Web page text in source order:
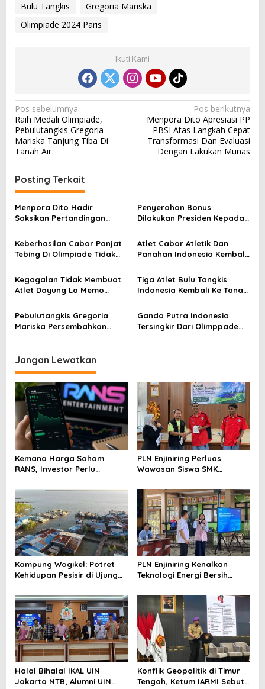
Bulu Tangkis
Gregoria Mariska
Olimpiade 2024 Paris
Ikuti Kami
N
a
v
i
g
a
s
i
p
o
s
Pos sebelumnya
Raih Medali Olimpiade,
Pebulutangkis Gregoria
Mariska Tanjung Tiba Di
Tanah Air
Pos berikutnya
Menpora Dito Apresiasi PP
PBSI Atas Langkah Cepat
Transformasi Dan Evaluasi
Dengan Lakukan Munas
Posting Terkait
Menpora Dito Hadir
Saksikan Pertandingan
Piala Sudirman
Penyerahan Bonus
Dilakukan Presiden Kepada
Keberhasilan Cabor Panjat
Tebing Di Olimpiade Tidak
Kemenpora
Atlet Cabor Atletik Dan
Panahan Indonesia Kembali
Kemenpora
Kegagalan Tidak Membuat
Atlet Dayung La Memo
Berprestasi Di Masa Depan
Tiga Atlet Bulu Tangkis
Indonesia Kembali Ke Tanah
Pebulutangkis Gregoria
Mariska Persembahkan
Ganda Putra Indonesia
Tersingkir Dari Olimppade
Jangan Lewatkan
Kemana Harga Saham
RANS, Investor Perlu
Menghindari Spekulasi
Berlebihan
PLN Enjiniring Perluas
Wawasan Siswa SMK
Perubahan Iklim
Kampung Wogikel: Potret
Kehidupan Pesisir di Ujung
Bertahan di Tengah
Keterbatasan
PLN Enjiniring Kenalkan
Teknologi Energi Bersih
Halal Bihalal IKAL UIN
Jakarta NTB, Alumni UIN
Konflik Geopolitik di Timur
Tengah, Ketum IARMI Sebut